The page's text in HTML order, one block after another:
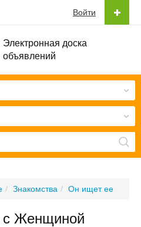
Электронная доска
объявлений
Войти
Знакомства Он ищет ее
с Женщиной